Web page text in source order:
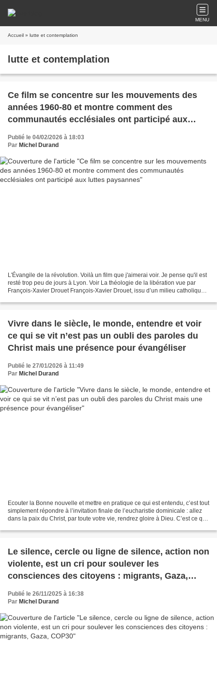
MENU
Accueil » lutte et contemplation
lutte et contemplation
Ce film se concentre sur les mouvements des
années 1960‑80 et montre comment des
communautés ecclésiales ont participé aux
luttes paysannes
Publié le 04/02/2026 à 18:03
Par Michel Durand
L'Évangile de la révolution. Voilà un film que j'aimerai voir. Je pense qu'il est
resté trop peu de jours à Lyon. Voir La théologie de la libération vue par
François-Xavier Drouet François‑Xavier Drouet, issu d’un milieu catholique
Vivre dans le siècle, le monde, entendre et voir
ce qui se vit n’est pas un oubli des paroles du
Christ mais une présence pour évangéliser
Publié le 27/01/2026 à 11:49
Par Michel Durand
Ecouter la Bonne nouvelle et mettre en pratique ce qui est entendu, c’est tout
simplement répondre à l’invitation finale de l’eucharistie dominicale : allez
dans la paix du Christ, par toute votre vie, rendrez gloire à Dieu. C’est ce que
Le silence, cercle ou ligne de silence, action non
violente, est un cri pour soulever les
consciences des citoyens : migrants, Gaza,
COP30
Publié le 26/11/2025 à 16:38
Par Michel Durand